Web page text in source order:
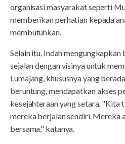
organisasi masyarakat seperti
memberikan perhatian kepada
membutuhkan.
Selain itu, Indah mengungkapkan
sejalan dengan visinya untuk
Lumajang, khususnya yang
beruntung, mendapatkan akses
kesejahteraan yang setara. "Kita
mereka berjalan sendiri. Mereka
bersama," katanya.